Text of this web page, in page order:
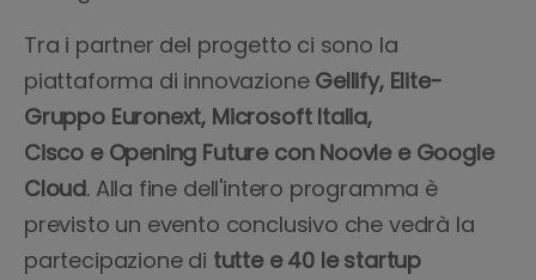
Tra i partner del progetto ci sono la
piattaforma di innovazione Gellify, Elite-
Gruppo Euronext, Microsoft Italia,
Cisco e Opening Future con Noovle e Google
Cloud. Alla fine dell'intero programma è
previsto un evento conclusivo che vedrà la
partecipazione di tutte e 40 le startup